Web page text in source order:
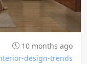
10 months ago
design-trends